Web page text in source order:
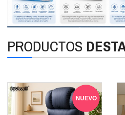
PRODUCTOS
NUEVO